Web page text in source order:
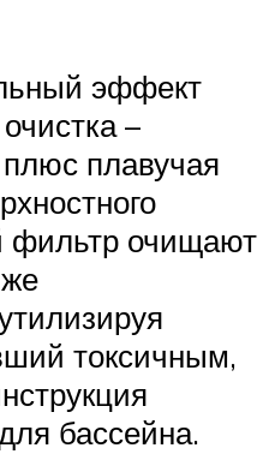
эффект
–
плавучая
фильтр очищают
токсичным,
бассейна.